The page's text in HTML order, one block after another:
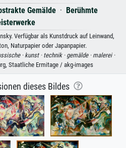
Gemälde · Berühmte
Verfügbar als Kunstdruck auf Leinwand,
Naturpapier oder Japanpapier.
·kunst · technik · gemälde · malerei ·
Staatliche Ermitage / akg-images
dieses Bildes